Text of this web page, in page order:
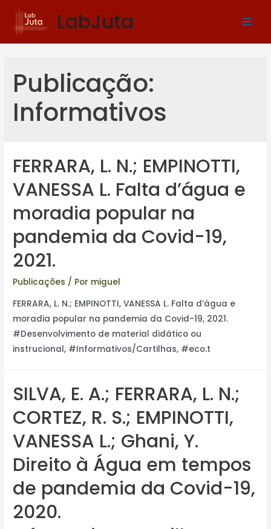
LabJuta
Publicação:
Informativos
FERRARA, L. N.; EMPINOTTI,
VANESSA L. Falta d’água e
moradia popular na
pandemia da Covid-19,
2021.
Publicações / Por miguel
FERRARA, L. N.; EMPINOTTI, VANESSA L. Falta d’água e
moradia popular na pandemia da Covid-19, 2021.
#Desenvolvimento de material didático ou
instrucional, #Informativos/Cartilhas, #eco.t
SILVA, E. A.; FERRARA, L. N.;
CORTEZ, R. S.; EMPINOTTI,
VANESSA L.; Ghani, Y.
Direito à Água em tempos
de pandemia da Covid-19,
2020.